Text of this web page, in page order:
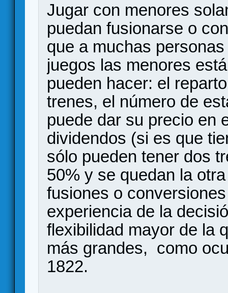
Jugar con menores
puedan fusionarse o
que a muchas
juegos las menores
pueden hacer: el
trenes, el número de
puede dar su precio en
dividendos (si es que
sólo pueden tener dos
50% y se quedan la
fusiones o
experiencia de la
flexibilidad mayor de la
más grandes, como
1822.